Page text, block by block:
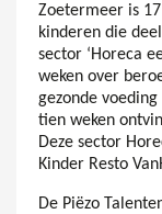
Zoetermeer is
kinderen die
sector ‘Horeca
weken over
gezonde
tien weken
Deze sector
Kinder Resto
De Piëzo